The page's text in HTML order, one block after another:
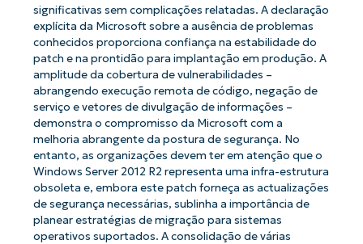
significativas sem complicações relatadas. A declaração
explícita da Microsoft sobre a ausência de problemas
conhecidos proporciona confiança na estabilidade do
patch e na prontidão para implantação em produção. A
amplitude da cobertura de vulnerabilidades –
abrangendo execução remota de código, negação de
serviço e vetores de divulgação de informações –
demonstra o compromisso da Microsoft com a
melhoria abrangente da postura de segurança. No
entanto, as organizações devem ter em atenção que o
Windows Server 2012 R2 representa uma infra-estrutura
obsoleta e, embora este patch forneça as actualizações
de segurança necessárias, sublinha a importância de
planear estratégias de migração para sistemas
operativos suportados. A consolidação de várias